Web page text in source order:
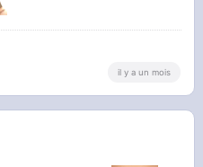
il y a un mois